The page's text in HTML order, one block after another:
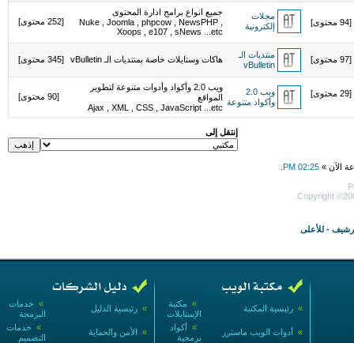
[94 محتوى]
مجلات
إلكترونية
جميع انواع برامج ادارة المحتوى
Nuke , Joomla , phpcow , NewsPHP ,
Xoops , e107 , sNews ...etc
[252 محتوى]
[97 محتوى]
منتديات الـ
vBulletin
هاكات وستايلات خاصة بمنتديات الـ vBulletin [345 محتوى]
[29 محتوى]
ويب 2.0
وأكواد متنوعة
ويب 2.0 وأكواد وأدوات متنوعة لتطوير
المواقع
Ajax , XML , CSS , JavaScript ...etc
[90 محتوى]
إنتقل إلى
الآن » 02:25 PM
Copyright
- للأعلى
» خدمات
البرمجة
» رئيسية الدليل
» خدمات
التصميم
» الأمن والحماية
» مكتبة
الإستايلات
» رئيسية المكتبة
» أكواد
برمجية
» أدوات الويب ماسترز